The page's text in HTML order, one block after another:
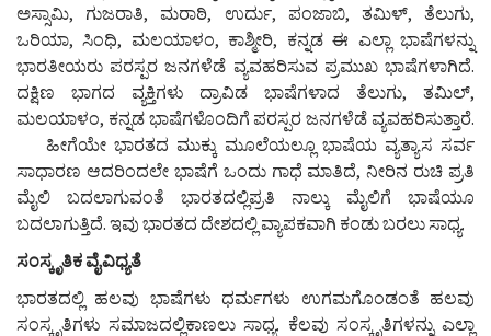
ಅಸ್ಸಾಮಿ, ಗುಜರಾತಿ, ಮರಾಠಿ, ಉರ್ದು, ಪಂಜಾಬಿ, ತಮಿಳ್, ತೆಲುಗು,
ಒರಿಯಾ, ಸಿಂಧಿ, ಮಲಯಾಳಂ, ಕಾಶ್ಮೀರಿ, ಕನ್ನಡ ಈ ಎಲ್ಲಾ ಭಾಷೆಗಳನ್ನು
ಭಾರತೀಯರು ಪರಸ್ಪರ ಜನಗಳೆಡೆ ವ್ಯವಹರಿಸುವ ಪ್ರಮುಖ ಭಾಷೆಗಳಾಗಿದೆ.
ದಕ್ಷಿಣ ಭಾಗದ ವ್ಯಕ್ತಿಗಳು ದ್ರಾವಿಡ ಭಾಷೆಗಳಾದ ತೆಲುಗು, ತಮಿಲ್,
ಮಲಯಾಳಂ, ಕನ್ನಡ ಭಾಷೆಗಳೊಂದಿಗೆ ಪರಸ್ಪರ ಜನಗಳೆಡೆ ವ್ಯವಹರಿಸುತ್ತಾರೆ.
ಹೀಗೆಯೇ ಭಾರತದ ಮುಕ್ಕು ಮೂಲೆಯಲ್ಲೂ ಭಾಷೆಯ ವ್ಯತ್ಯಾಸ ಸರ್ವ
ಸಾಧಾರಣ ಆದರಿಂದಲೇ ಭಾಷೆಗೆ ಒಂದು ಗಾಧೆ ಮಾತಿದೆ, ನೀರಿನ ರುಚಿ ಪ್ರತಿ
ಮೈಲಿ ಬದಲಾಗುವಂತೆ ಭಾರತದಲ್ಲಿಪ್ರತಿ ನಾಲ್ಕು ಮೈಲಿಗೆ ಭಾಷೆಯೂ
ಬದಲಾಗುತ್ತಿದೆ. ಇವು ಭಾರತದ ದೇಶದಲ್ಲಿ ವ್ಯಾಪಕವಾಗಿ ಕಂಡು ಬರಲು ಸಾಧ್ಯ.
ಸಂಸ್ಕೃತಿಕ ವೈವಿಧ್ಯತೆ
ಭಾರತದಲ್ಲಿ ಹಲವು ಭಾಷೆಗಳು ಧರ್ಮಗಳು ಉಗಮಗೊಂಡಂತೆ ಹಲವು
ಸಂಸ್ಕೃತಿಗಳು ಸಮಾಜದಲ್ಲಿಕಾಣಲು ಸಾಧ್ಯ. ಕೆಲವು ಸಂಸ್ಕೃತಿಗಳನ್ನು ಎಲ್ಲಾ